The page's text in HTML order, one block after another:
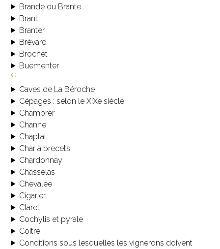
Brande ou Brante
Brant
Branter
Brévard
Brochet
Buementer
c
Caves de La Béroche
Cépages : selon le XIXe siècle
Chambrer
Channe
Chaptal
Char à brecets
Chardonnay
Chasselas
Chevalée
Cigarier
Claret
Cochylis et pyrale
Coitre
Conditions sous lesquelles les vignerons doivent